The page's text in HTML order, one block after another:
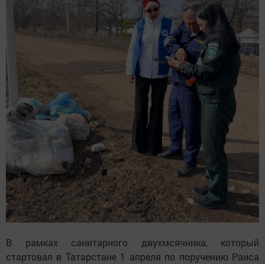
В рамках санитарного двухмсячника, который
стартовал в Татарстане 1 апреля по поручению Раиса